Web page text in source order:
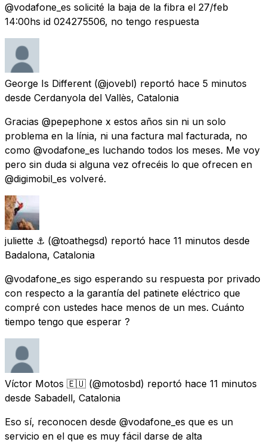
@vodafone_es solicité la baja de la fibra el 27/feb
14:00hs id 024275506, no tengo respuesta
George Is Different (@jovebl) reportó hace 5 minutos
desde Cerdanyola del Vallès, Catalonia
Gracias @pepephone x estos años sin ni un solo
problema en la línia, ni una factura mal facturada, no
como @vodafone_es luchando todos los meses. Me voy
pero sin duda si alguna vez ofrecéis lo que ofrecen en
@digimobil_es volveré.
juliette ⚓ (@toathegsd) reportó hace 11 minutos desde
Badalona, Catalonia
@vodafone_es sigo esperando su respuesta por privado
con respecto a la garantía del patinete eléctrico que
compré con ustedes hace menos de un mes. Cuánto
tiempo tengo que esperar ?
Víctor Motos 🇪🇺 (@motosbd) reportó hace 11 minutos
desde Sabadell, Catalonia
Eso sí, reconocen desde @vodafone_es que es un
servicio en el que es muy fácil darse de alta